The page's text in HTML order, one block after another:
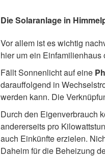
Die Solaranlage in
Vor allem ist es wichtig
hier um ein
Fällt Sonnenlicht auf eine
darauffolgend in
werden kann. Die
Durch den Eigenverbrauch
andererseits pro
auch Einkünfte erzielen.
Daheim für die Beheizung